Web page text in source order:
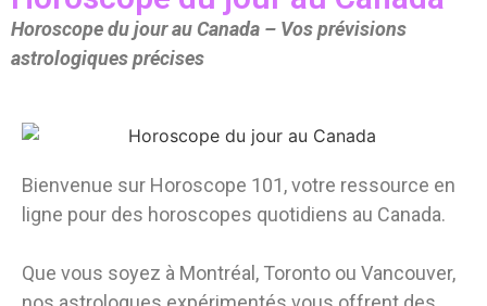
Horoscope du jour au Canada – Vos prévisions
astrologiques précises
Bienvenue sur Horoscope 101, votre ressource en
ligne pour des horoscopes quotidiens au Canada.
Que vous soyez à Montréal, Toronto ou Vancouver,